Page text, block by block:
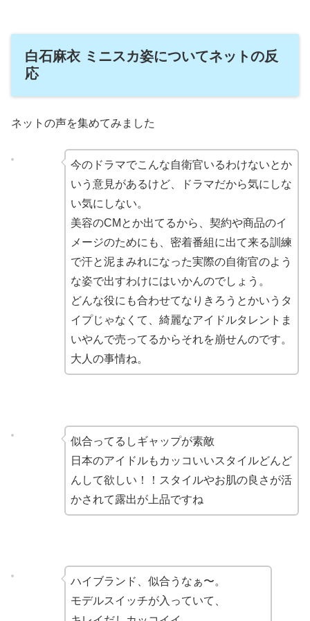
白石麻衣 ミニスカ姿についてネットの反
応
ネットの声を集めてみました
今のドラマでこんな自衛官いるわけないとか
いう意見があるけど、ドラマだから気にしな
い気にしない。
美容のCMとか出てるから、契約や商品のイ
メージのためにも、密着番組に出て来る訓練
で汗と泥まみれになった実際の自衛官のよう
な姿で出すわけにはいかんのでしょう。
どんな役にも合わせてなりきろうとかいうタ
イプじゃなくて、綺麗なアイドルタレントま
いやんで売ってるからそれを崩せんのです。
大人の事情ね。
似合ってるしギャップが素敵
日本のアイドルもカッコいいスタイルどんど
んして欲しい！！スタイルやお肌の良さが活
かされて露出が上品ですね
ハイブランド、似合うなぁ〜。
モデルスイッチが入っていて、